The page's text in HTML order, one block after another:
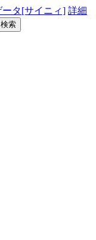
タ[サイニィ] 詳細
検索